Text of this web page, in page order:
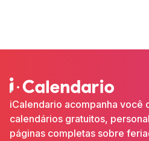
iCalendario acompanha você
calendários gratuitos,
páginas completas sobre